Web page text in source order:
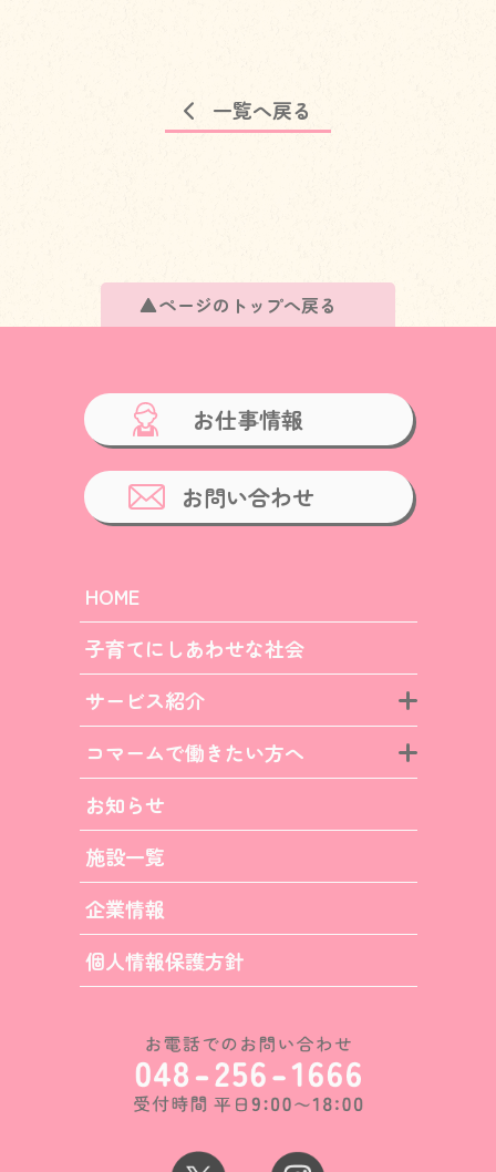
一覧へ戻る
ページのトップへ戻る
お仕事情報
お問い合わせ
HOME
子育てにしあわせな社会
サービス紹介
コマームで働きたい方へ
お知らせ
施設一覧
企業情報
個人情報保護方針